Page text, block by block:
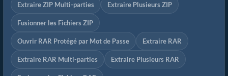
Extraire ZIP Multi-parties Extraire Plusieurs ZIP
Fusionner les Fichiers ZIP
Ouvrir RAR Protégé par Mot de Passe Extraire RAR
Extraire RAR Multi-parties Extraire Plusieurs RAR